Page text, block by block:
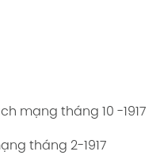
mạng tháng 10 -1917
tháng 2-1917